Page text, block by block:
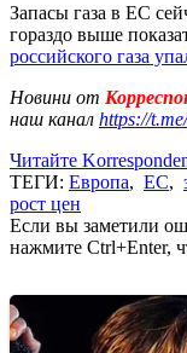
Запасы газа в ЕС
гораздо выше
российского газа
Новини от
наш канал https://
Читайте
ТЕГИ: Европа, ЕС,
рост цен
Если вы заметили
нажмите Ctrl+Enter,